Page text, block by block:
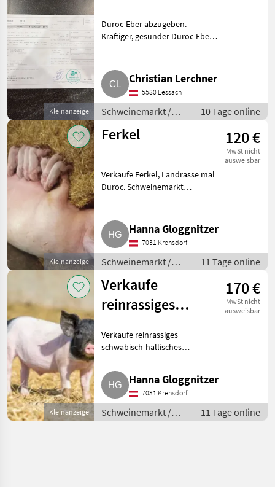
Kleinanzeige
Duroc-Eber abzugeben.
Kräftiger, gesunder Duroc-Eber
Bei Interesse gerne melden.
Preis: VB. Schweinema
Christian Lerchner
5580 Lessach
Schweinemarkt /
Schweinemarkt
10 Tage online
Kleinanzeige
Ferkel 120 €
MwSt nicht
ausweisbar
Verkaufe Ferkel, Landrasse mal
Duroc. Schweinemarkt
Hanna Gloggnitzer
7031 Krensdorf
Schweinemarkt /
Schweinemarkt
11 Tage online
Kleinanzeige
Verkaufe
reinrassiges
hällisches
170 €
MwSt nicht
ausweisbar
Verkaufe reinrassiges
schwäbisch-hällisches
Schweinemarkt Schweinemarkt
Hanna Gloggnitzer
7031 Krensdorf
Schweinemarkt /
Schweinemarkt
11 Tage online